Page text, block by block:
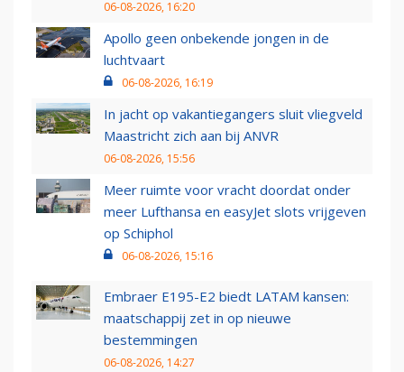
06-08-2026, 16:20
Apollo geen onbekende jongen in de
luchtvaart
06-08-2026, 16:19
In jacht op vakantiegangers sluit vliegveld
Maastricht zich aan bij ANVR
06-08-2026, 15:56
Meer ruimte voor vracht doordat onder
meer Lufthansa en easyJet slots vrijgeven
op Schiphol
06-08-2026, 15:16
Embraer E195-E2 biedt LATAM kansen:
maatschappij zet in op nieuwe
bestemmingen
06-08-2026, 14:27